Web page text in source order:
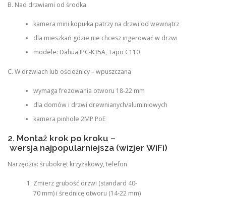
B. Nad drzwiami od środka
kamera mini kopułka patrzy na drzwi od wewnątrz
dla mieszkań gdzie nie chcesz ingerować w drzwi
modele: Dahua IPC-K35A, Tapo C110
C. W drzwiach lub ościeżnicy – wpuszczana
wymaga frezowania otworu 18-22 mm
dla domów i drzwi drewnianych/aluminiowych
kamera pinhole 2MP PoE
2. Montaż krok po kroku –
wersja najpopularniejsza (wizjer WiFi)
Narzędzia: śrubokręt krzyżakowy, telefon
Zmierz grubość drzwi (standard 40-
70 mm) i średnicę otworu (14-22 mm)